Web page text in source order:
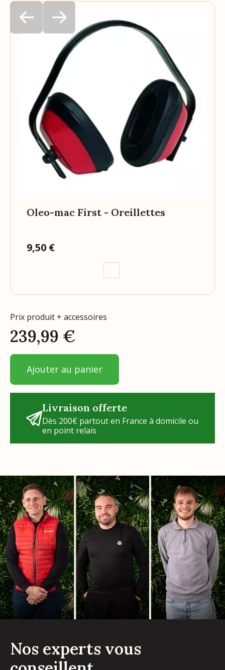
Oleo-mac First - Oreillettes
Prix
9,50 €
Livraison offerte
Dès 200€ partout en France à domicile ou
en point relais
Prix produit + accessoires
239,99 €
Ajouter au panier
Nos experts vous